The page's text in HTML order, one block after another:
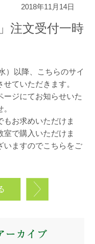
2018年11月14日
注文受付一時
）以降、こちらのサイ
ていただきます。
ージにてお知らせいた
お求めいただけま
で購入いただけま
いますのでこちらをご